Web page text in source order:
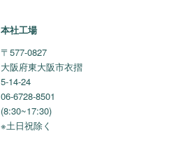
本社工場
〒577-0827
大阪府東大阪市衣摺
5-14-24
06-6728-8501
(8:30~17:30)
※土日祝除く